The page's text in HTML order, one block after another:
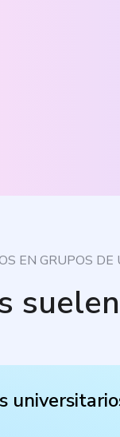
EN GRUPOS DE